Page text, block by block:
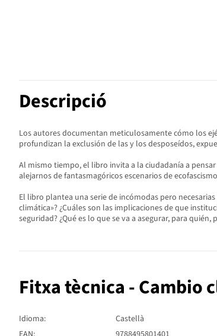
Descripció
Los autores documentan meticulosamente cómo los
profundizan la exclusión de las y los desposeídos,
Al mismo tiempo, el libro invita a la ciudadanía a
alejarnos de fantasmagóricos escenarios de
El libro plantea una serie de incómodas pero
climática»? ¿Cuáles son las implicaciones de que
seguridad? ¿Qué es lo que se va a asegurar, para
Fitxa tècnica - Cambio
Idioma:
Castellà